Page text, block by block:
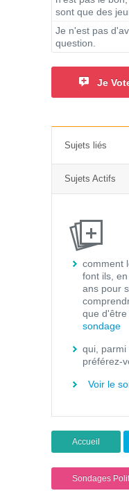
sont que des
Je n'est pas
question.
Je
Sujets liés
Sujets Actifs
comment
font ils,
ans pour
que
sondage
qui, parmi
préférez-
Voir le
Accueil
Sondages